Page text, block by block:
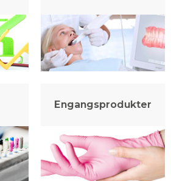
Engangsprodukter